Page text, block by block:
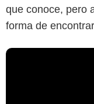
que conoce, pero
forma de